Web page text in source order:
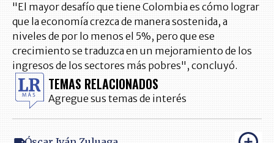
"El mayor desafío que tiene Colombia es cómo lograr
que la economía crezca de manera sostenida, a
niveles de por lo menos el 5%, pero que ese
crecimiento se traduzca en un mejoramiento de los
ingresos de los sectores más pobres", concluyó.
TEMAS RELACIONADOS
Agregue sus temas de interés